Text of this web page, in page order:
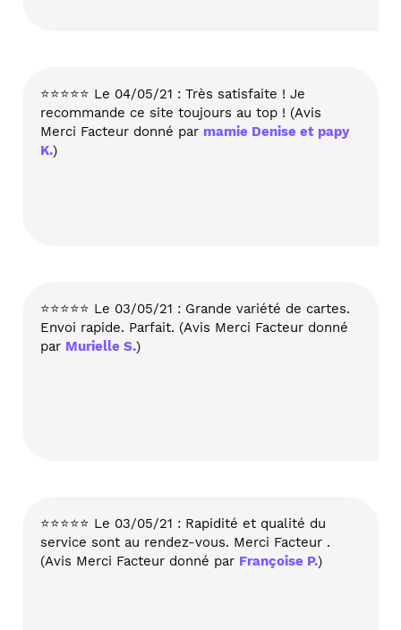
⭐⭐⭐⭐⭐ Le 04/05/21 : Très satisfaite ! Je
recommande ce site toujours au top ! (Avis
Merci Facteur donné par mamie Denise et papy
K.)
⭐⭐⭐⭐⭐ Le 03/05/21 : Grande variété de cartes.
Envoi rapide. Parfait. (Avis Merci Facteur donné
par Murielle S.)
⭐⭐⭐⭐⭐ Le 03/05/21 : Rapidité et qualité du
service sont au rendez-vous. Merci Facteur .
(Avis Merci Facteur donné par Françoise P.)